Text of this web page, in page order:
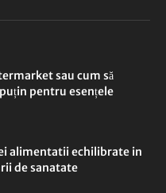
sau cum să
pentru esențele
alimentatii echilibrate in
de sanatate